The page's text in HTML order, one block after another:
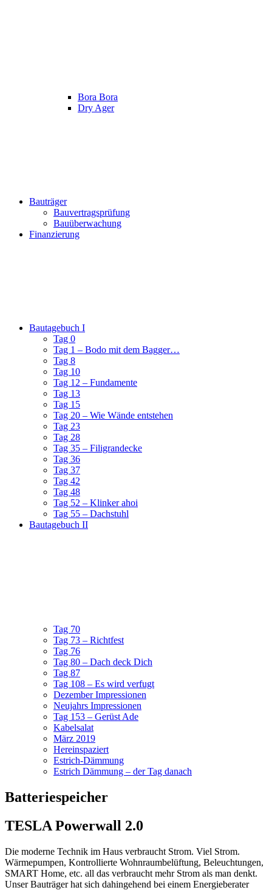
Bora Bora
Dry Ager
Bauträger
Bauvertragsprüfung
Bauüberwachung
Finanzierung
Bautagebuch I
Tag 0
Tag 1 – Bodo mit dem Bagger…
Tag 8
Tag 10
Tag 12 – Fundamente
Tag 13
Tag 15
Tag 20 – Wie Wände entstehen
Tag 23
Tag 28
Tag 35 – Filigrandecke
Tag 36
Tag 37
Tag 42
Tag 48
Tag 52 – Klinker ahoi
Tag 55 – Dachstuhl
Bautagebuch II
Tag 70
Tag 73 – Richtfest
Tag 76
Tag 80 – Dach deck Dich
Tag 87
Tag 108 – Es wird verfugt
Dezember Impressionen
Neujahrs Impressionen
Tag 153 – Gerüst Ade
Kabelsalat
März 2019
Hereinspaziert
Estrich-Dämmung
Estrich Dämmung – der Tag danach
Batteriespeicher
TESLA Powerwall 2.0
Die moderne Technik im Haus verbraucht Strom. Viel Strom.
Wärmepumpen, Kontrollierte Wohnraumbelüftung, Beleuchtungen,
SMART Home, etc. all das verbraucht mehr Strom als man denkt.
Unser Bauträger hat sich dahingehend bei einem Energieberater